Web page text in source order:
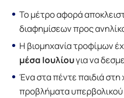
Το μέτρο αφορά
διαφημίσεων προς
Η βιομηχανία τροφίμων
μέσα Ιουλίουγια να
Ένα στα πέντε παιδιά στη
προβλήματα